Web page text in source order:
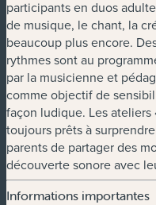
participants en duos
de musique, le chant, la
beaucoup plus encore.
rythmes sont au
par la musicienne et
comme objectif de
façon ludique. Les ateliers
toujours prêts à
parents de partager des
découverte sonore avec
Informations importantes